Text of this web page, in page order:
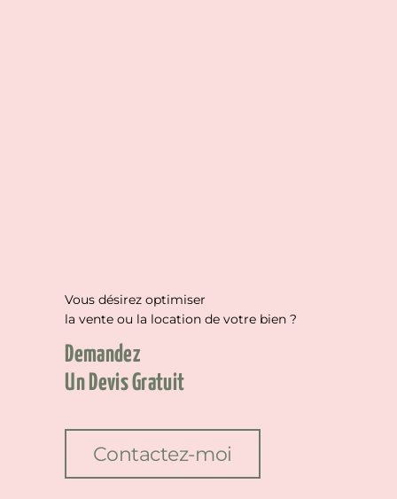
Vous désirez optimiser
la vente ou la location de votre bien ?
Demandez
Un Devis Gratuit
Contactez-moi